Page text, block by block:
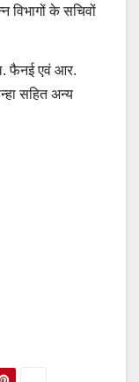
विभागों के सचिवों
फैनई एवं आर.
सहित अन्य